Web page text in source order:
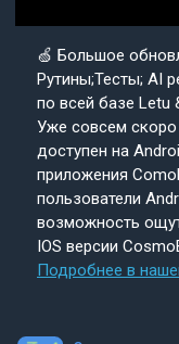
🍏 Большое
Рутины;Тесты; AI
по всей базе Letu
Уже совсем скоро
доступен на
приложения
пользователи
возможность
IOS версии
Подробнее в